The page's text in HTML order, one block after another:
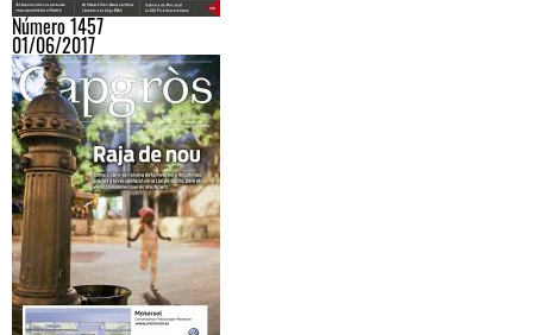
Número 1457
01/06/2017